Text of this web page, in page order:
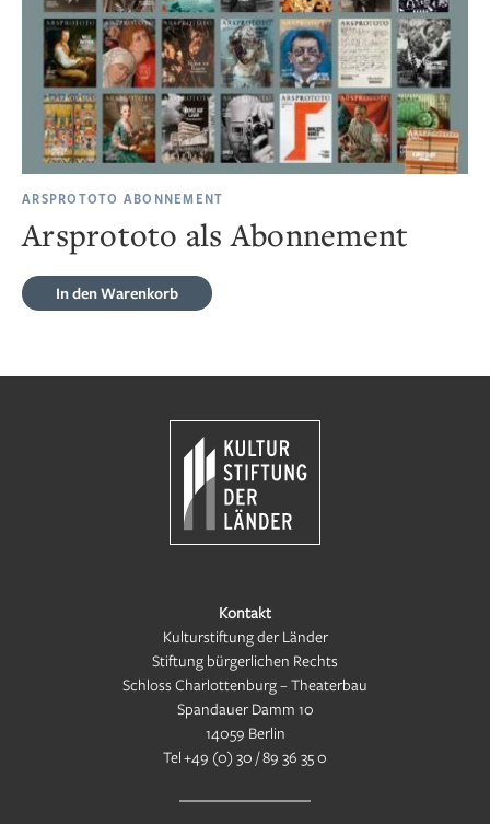
ARSPROTOTO ABONNEMENT
Arsprototo als Abonnement
In den Warenkorb
Kontakt
Kulturstiftung der Länder
Stiftung bürgerlichen Rechts
Schloss Charlottenburg – Theaterbau
Spandauer Damm 10
14059 Berlin
Tel+49 (0) 30 / 89 36 35 0